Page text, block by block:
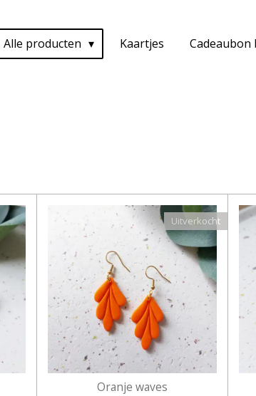
Alle producten Kaartjes Cadeaubon
Uitverkocht
Oranje waves